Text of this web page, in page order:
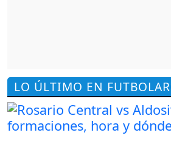
LO ÚLTIMO EN